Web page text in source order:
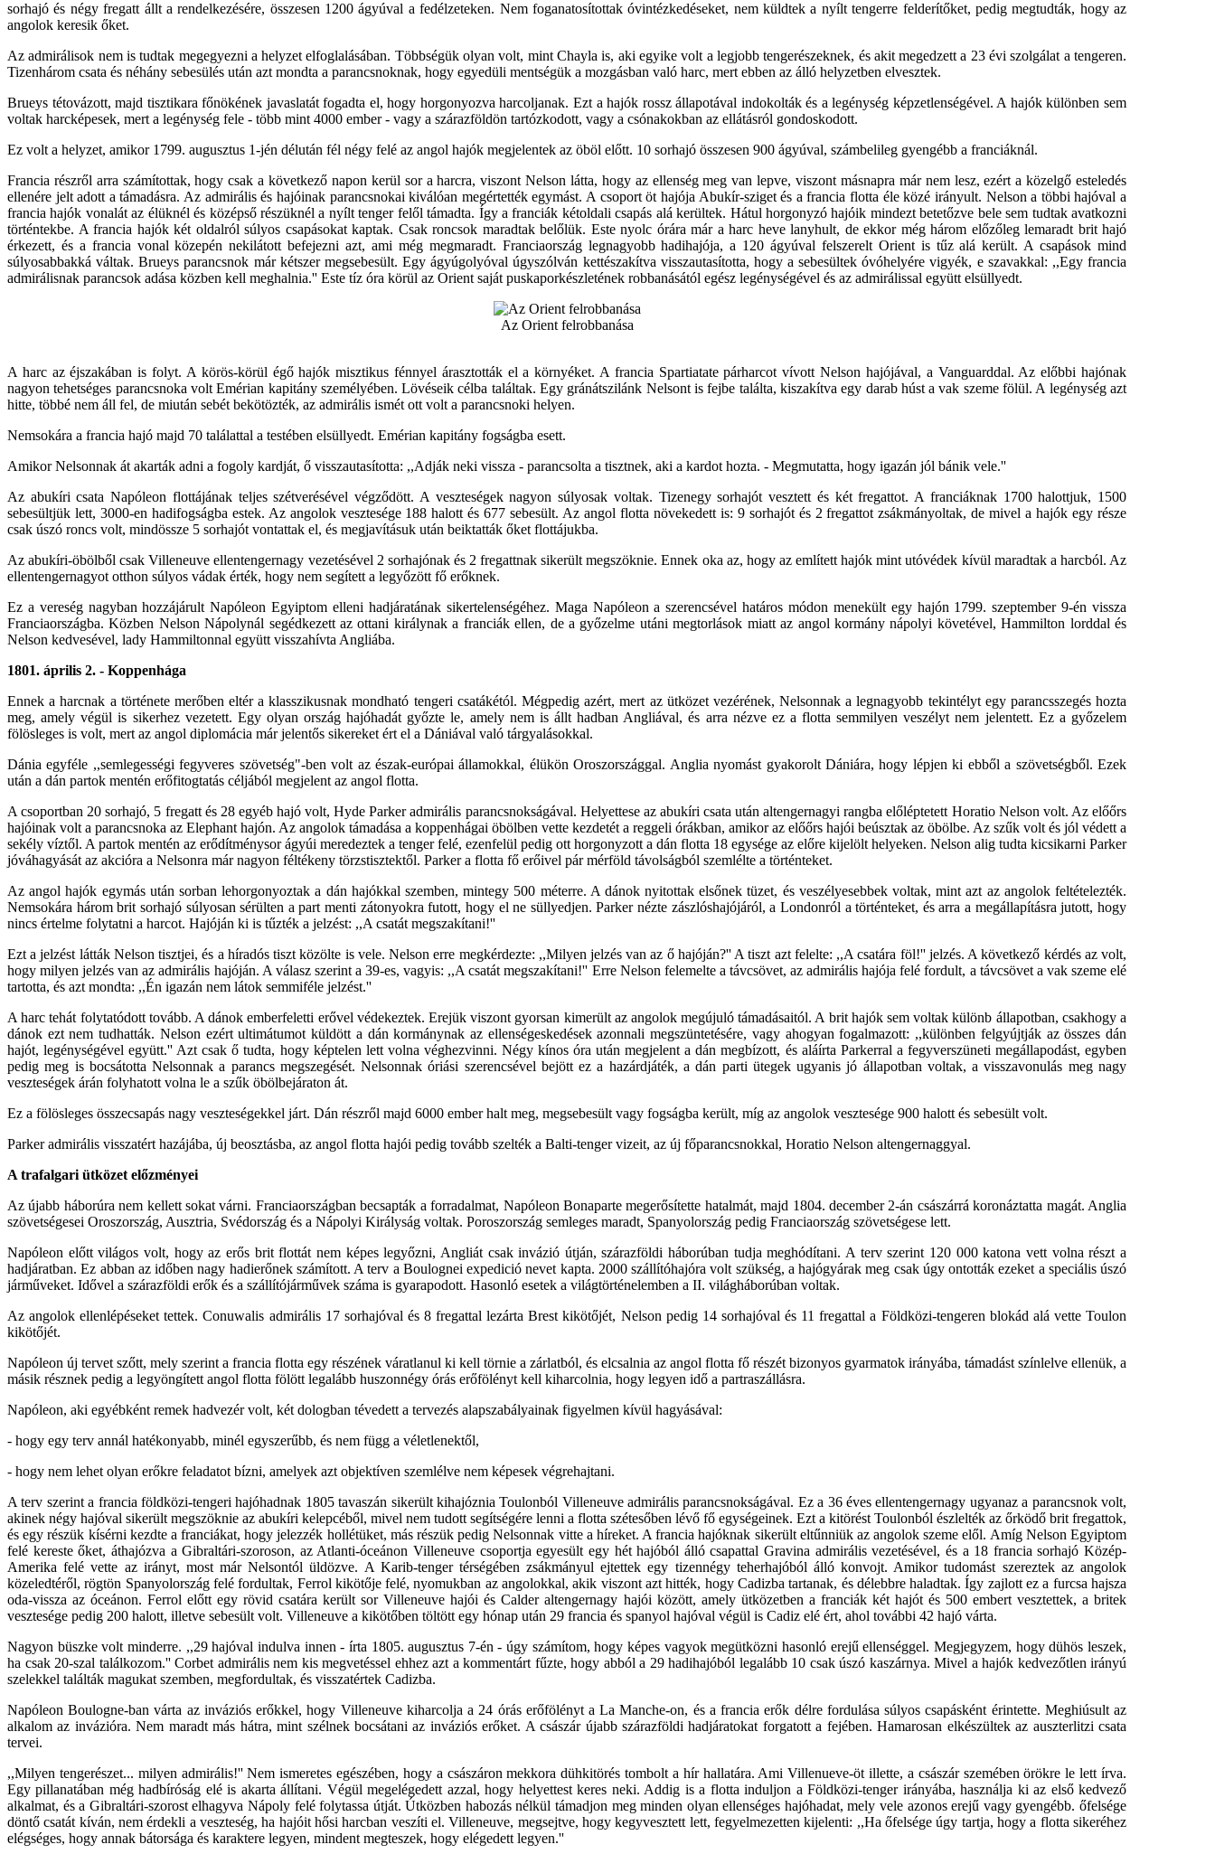
sorhajó és négy fregatt állt a rendelkezésére, összesen 1200 ágyúval a fedélzeteken. Nem foganatosítottak óvintézkedéseket, nem küldtek a nyílt tengerre felderítőket, pedig megtudták, hogy az
angolok keresik őket.
Az admirálisok nem is tudtak megegyezni a helyzet elfoglalásában. Többségük olyan volt, mint Chayla is, aki egyike volt a legjobb tengerészeknek, és akit megedzett a 23 évi szolgálat a tengeren.
Tizenhárom csata és néhány sebesülés után azt mondta a parancsnoknak, hogy egyedüli mentségük a mozgásban való harc, mert ebben az álló helyzetben elvesztek.
Brueys tétovázott, majd tisztikara főnökének javaslatát fogadta el, hogy horgonyozva harcoljanak. Ezt a hajók rossz állapotával indokolták és a legénység képzetlenségével. A hajók különben sem
voltak harcképesek, mert a legénység fele - több mint 4000 ember - vagy a szárazföldön tartózkodott, vagy a csónakokban az ellátásról gondoskodott.
Ez volt a helyzet, amikor 1799. augusztus 1-jén délután fél négy felé az angol hajók megjelentek az öböl előtt. 10 sorhajó összesen 900 ágyúval, számbelileg gyengébb a franciáknál.
Francia részről arra számítottak, hogy csak a következő napon kerül sor a harcra, viszont Nelson látta, hogy az ellenség meg van lepve, viszont másnapra már nem lesz, ezért a közelgő esteledés
ellenére jelt adott a támadásra. Az admirális és hajóinak parancsnokai kiválóan megértették egymást. A csoport öt hajója Abukír-sziget és a francia flotta éle közé irányult. Nelson a többi hajóval a
francia hajók vonalát az élüknél és középső részüknél a nyílt tenger felől támadta. Így a franciák kétoldali csapás alá kerültek. Hátul horgonyzó hajóik mindezt betetőzve bele sem tudtak avatkozni
történtekbe. A francia hajók két oldalról súlyos csapásokat kaptak. Csak roncsok maradtak belőlük. Este nyolc órára már a harc heve lanyhult, de ekkor még három előzőleg lemaradt brit hajó
érkezett, és a francia vonal közepén nekilátott befejezni azt, ami még megmaradt. Franciaország legnagyobb hadihajója, a 120 ágyúval felszerelt Orient is tűz alá került. A csapások mind
súlyosabbakká váltak. Brueys parancsnok már kétszer megsebesült. Egy ágyúgolyóval úgyszólván kettészakítva visszautasította, hogy a sebesültek óvóhelyére vigyék, e szavakkal: ,,Egy francia
admirálisnak parancsok adása közben kell meghalnia.'' Este tíz óra körül az Orient saját puskaporkészletének robbanásától egész legénységével és az admirálissal együtt elsüllyedt.
Az Orient felrobbanása
A harc az éjszakában is folyt. A körös-körül égő hajók misztikus fénnyel árasztották el a környéket. A francia Spartiatate párharcot vívott Nelson hajójával, a Vanguarddal. Az előbbi hajónak
nagyon tehetséges parancsnoka volt Emérian kapitány személyében. Lövéseik célba találtak. Egy gránátszilánk Nelsont is fejbe találta, kiszakítva egy darab húst a vak szeme fölül. A legénység azt
hitte, többé nem áll fel, de miután sebét bekötözték, az admirális ismét ott volt a parancsnoki helyen.
Nemsokára a francia hajó majd 70 találattal a testében elsüllyedt. Emérian kapitány fogságba esett.
Amikor Nelsonnak át akarták adni a fogoly kardját, ő visszautasította: ,,Adják neki vissza - parancsolta a tisztnek, aki a kardot hozta. - Megmutatta, hogy igazán jól bánik vele.''
Az abukíri csata Napóleon flottájának teljes szétverésével végződött. A veszteségek nagyon súlyosak voltak. Tizenegy sorhajót vesztett és két fregattot. A franciáknak 1700 halottjuk, 1500
sebesültjük lett, 3000-en hadifogságba estek. Az angolok vesztesége 188 halott és 677 sebesült. Az angol flotta növekedett is: 9 sorhajót és 2 fregattot zsákmányoltak, de mivel a hajók egy része
csak úszó roncs volt, mindössze 5 sorhajót vontattak el, és megjavításuk után beiktatták őket flottájukba.
Az abukíri-öbölből csak Villeneuve ellentengernagy vezetésével 2 sorhajónak és 2 fregattnak sikerült megszöknie. Ennek oka az, hogy az említett hajók mint utóvédek kívül maradtak a harcból. Az
ellentengernagyot otthon súlyos vádak érték, hogy nem segített a legyőzött fő erőknek.
Ez a vereség nagyban hozzájárult Napóleon Egyiptom elleni hadjáratának sikertelenségéhez. Maga Napóleon a szerencsével határos módon menekült egy hajón 1799. szeptember 9-én vissza
Franciaországba. Közben Nelson Nápolynál segédkezett az ottani királynak a franciák ellen, de a győzelme utáni megtorlások miatt az angol kormány nápolyi követével, Hammilton lorddal és
Nelson kedvesével, lady Hammiltonnal együtt visszahívta Angliába.
1801. április 2. - Koppenhága
Ennek a harcnak a története merőben eltér a klasszikusnak mondható tengeri csatákétól. Mégpedig azért, mert az ütközet vezérének, Nelsonnak a legnagyobb tekintélyt egy parancsszegés hozta
meg, amely végül is sikerhez vezetett. Egy olyan ország hajóhadát győzte le, amely nem is állt hadban Angliával, és arra nézve ez a flotta semmilyen veszélyt nem jelentett. Ez a győzelem
fölösleges is volt, mert az angol diplomácia már jelentős sikereket ért el a Dániával való tárgyalásokkal.
Dánia egyféle ,,semlegességi fegyveres szövetség"-ben volt az észak-európai államokkal, élükön Oroszországgal. Anglia nyomást gyakorolt Dániára, hogy lépjen ki ebből a szövetségből. Ezek
után a dán partok mentén erőfitogtatás céljából megjelent az angol flotta.
A csoportban 20 sorhajó, 5 fregatt és 28 egyéb hajó volt, Hyde Parker admirális parancsnokságával. Helyettese az abukíri csata után altengernagyi rangba előléptetett Horatio Nelson volt. Az előőrs
hajóinak volt a parancsnoka az Elephant hajón. Az angolok támadása a koppenhágai öbölben vette kezdetét a reggeli órákban, amikor az előőrs hajói beúsztak az öbölbe. Az szűk volt és jól védett a
sekély víztől. A partok mentén az erődítménysor ágyúi meredeztek a tenger felé, ezenfelül pedig ott horgonyzott a dán flotta 18 egysége az előre kijelölt helyeken. Nelson alig tudta kicsikarni Parker
jóváhagyását az akcióra a Nelsonra már nagyon féltékeny törzstisztektől. Parker a flotta fő erőivel pár mérföld távolságból szemlélte a történteket.
Az angol hajók egymás után sorban lehorgonyoztak a dán hajókkal szemben, mintegy 500 méterre. A dánok nyitottak elsőnek tüzet, és veszélyesebbek voltak, mint azt az angolok feltételezték.
Nemsokára három brit sorhajó súlyosan sérülten a part menti zátonyokra futott, hogy el ne süllyedjen. Parker nézte zászlóshajójáról, a Londonról a történteket, és arra a megállapításra jutott, hogy
nincs értelme folytatni a harcot. Hajóján ki is tűzték a jelzést: ,,A csatát megszakítani!''
Ezt a jelzést látták Nelson tisztjei, és a híradós tiszt közölte is vele. Nelson erre megkérdezte: ,,Milyen jelzés van az ő hajóján?'' A tiszt azt felelte: ,,A csatára föl!'' jelzés. A következő kérdés az volt,
hogy milyen jelzés van az admirális hajóján. A válasz szerint a 39-es, vagyis: ,,A csatát megszakítani!'' Erre Nelson felemelte a távcsövet, az admirális hajója felé fordult, a távcsövet a vak szeme elé
tartotta, és azt mondta: ,,Én igazán nem látok semmiféle jelzést.''
A harc tehát folytatódott tovább. A dánok emberfeletti erővel védekeztek. Erejük viszont gyorsan kimerült az angolok megújuló támadásaitól. A brit hajók sem voltak különb állapotban, csakhogy a
dánok ezt nem tudhatták. Nelson ezért ultimátumot küldött a dán kormánynak az ellenségeskedések azonnali megszüntetésére, vagy ahogyan fogalmazott: ,,különben felgyújtják az összes dán
hajót, legénységével együtt.'' Azt csak ő tudta, hogy képtelen lett volna véghezvinni. Négy kínos óra után megjelent a dán megbízott, és aláírta Parkerral a fegyverszüneti megállapodást, egyben
pedig meg is bocsátotta Nelsonnak a parancs megszegését. Nelsonnak óriási szerencsével bejött ez a hazárdjáték, a dán parti ütegek ugyanis jó állapotban voltak, a visszavonulás meg nagy
veszteségek árán folyhatott volna le a szűk öbölbejáraton át.
Ez a fölösleges összecsapás nagy veszteségekkel járt. Dán részről majd 6000 ember halt meg, megsebesült vagy fogságba került, míg az angolok vesztesége 900 halott és sebesült volt.
Parker admirális visszatért hazájába, új beosztásba, az angol flotta hajói pedig tovább szelték a Balti-tenger vizeit, az új főparancsnokkal, Horatio Nelson altengernaggyal.
A trafalgari ütközet előzményei
Az újabb háborúra nem kellett sokat várni. Franciaországban becsapták a forradalmat, Napóleon Bonaparte megerősítette hatalmát, majd 1804. december 2-án császárrá koronáztatta magát. Anglia
szövetségesei Oroszország, Ausztria, Svédország és a Nápolyi Királyság voltak. Poroszország semleges maradt, Spanyolország pedig Franciaország szövetségese lett.
Napóleon előtt világos volt, hogy az erős brit flottát nem képes legyőzni, Angliát csak invázió útján, szárazföldi háborúban tudja meghódítani. A terv szerint 120 000 katona vett volna részt a
hadjáratban. Ez abban az időben nagy hadierőnek számított. A terv a Boulognei expedició nevet kapta. 2000 szállítóhajóra volt szükség, a hajógyárak meg csak úgy ontották ezeket a speciális úszó
járműveket. Idővel a szárazföldi erők és a szállítójárművek száma is gyarapodott. Hasonló esetek a világtörténelemben a II. világháborúban voltak.
Az angolok ellenlépéseket tettek. Conuwalis admirális 17 sorhajóval és 8 fregattal lezárta Brest kikötőjét, Nelson pedig 14 sorhajóval és 11 fregattal a Földközi-tengeren blokád alá vette Toulon
kikötőjét.
Napóleon új tervet szőtt, mely szerint a francia flotta egy részének váratlanul ki kell törnie a zárlatból, és elcsalnia az angol flotta fő részét bizonyos gyarmatok irányába, támadást színlelve ellenük, a
másik résznek pedig a legyöngített angol flotta fölött legalább huszonnégy órás erőfölényt kell kiharcolnia, hogy legyen idő a partraszállásra.
Napóleon, aki egyébként remek hadvezér volt, két dologban tévedett a tervezés alapszabályainak figyelmen kívül hagyásával:
- hogy egy terv annál hatékonyabb, minél egyszerűbb, és nem függ a véletlenektől,
- hogy nem lehet olyan erőkre feladatot bízni, amelyek azt objektíven szemlélve nem képesek végrehajtani.
A terv szerint a francia földközi-tengeri hajóhadnak 1805 tavaszán sikerült kihajóznia Toulonból Villeneuve admirális parancsnokságával. Ez a 36 éves ellentengernagy ugyanaz a parancsnok volt,
akinek négy hajóval sikerült megszöknie az abukíri kelepcéből, mivel nem tudott segítségére lenni a flotta szétesőben lévő fő egységeinek. Ezt a kitörést Toulonból észlelték az őrködő brit fregattok,
és egy részük kísérni kezdte a franciákat, hogy jelezzék hollétüket, más részük pedig Nelsonnak vitte a híreket. A francia hajóknak sikerült eltűnniük az angolok szeme elől. Amíg Nelson Egyiptom
felé kereste őket, áthajózva a Gibraltári-szoroson, az Atlanti-óceánon Villeneuve csoportja egyesült egy hét hajóból álló csapattal Gravina admirális vezetésével, és a 18 francia sorhajó Közép-
Amerika felé vette az irányt, most már Nelsontól üldözve. A Karib-tenger térségében zsákmányul ejtettek egy tizennégy teherhajóból álló konvojt. Amikor tudomást szereztek az angolok
közeledtéről, rögtön Spanyolország felé fordultak, Ferrol kikötője felé, nyomukban az angolokkal, akik viszont azt hitték, hogy Cadizba tartanak, és délebbre haladtak. Így zajlott ez a furcsa hajsza
oda-vissza az óceánon. Ferrol előtt egy rövid csatára került sor Villeneuve hajói és Calder altengernagy hajói között, amely ütközetben a franciák két hajót és 500 embert vesztettek, a britek
vesztesége pedig 200 halott, illetve sebesült volt. Villeneuve a kikötőben töltött egy hónap után 29 francia és spanyol hajóval végül is Cadiz elé ért, ahol további 42 hajó várta.
Nagyon büszke volt minderre. ,,29 hajóval indulva innen - írta 1805. augusztus 7-én - úgy számítom, hogy képes vagyok megütközni hasonló erejű ellenséggel. Megjegyzem, hogy dühös leszek,
ha csak 20-szal találkozom.'' Corbet admirális nem kis megvetéssel ehhez azt a kommentárt fűzte, hogy abból a 29 hadihajóból legalább 10 csak úszó kaszárnya. Mivel a hajók kedvezőtlen irányú
szelekkel találták magukat szemben, megfordultak, és visszatértek Cadizba.
Napóleon Boulogne-ban várta az inváziós erőkkel, hogy Villeneuve kiharcolja a 24 órás erőfölényt a La Manche-on, és a francia erők délre fordulása súlyos csapásként érintette. Meghiúsult az
alkalom az invázióra. Nem maradt más hátra, mint szélnek bocsátani az inváziós erőket. A császár újabb szárazföldi hadjáratokat forgatott a fejében. Hamarosan elkészültek az auszterlitzi csata
tervei.
,,Milyen tengerészet... milyen admirális!'' Nem ismeretes egészében, hogy a császáron mekkora dühkitörés tombolt a hír hallatára. Ami Villenueve-öt illette, a császár szemében örökre le lett írva.
Egy pillanatában még hadbíróság elé is akarta állítani. Végül megelégedett azzal, hogy helyettest keres neki. Addig is a flotta induljon a Földközi-tenger irányába, használja ki az első kedvező
alkalmat, és a Gibraltári-szorost elhagyva Nápoly felé folytassa útját. Útközben habozás nélkül támadjon meg minden olyan ellenséges hajóhadat, mely vele azonos erejű vagy gyengébb. őfelsége
döntő csatát kíván, nem érdekli a veszteség, ha hajóit hősi harcban veszíti el. Villeneuve, megsejtve, hogy kegyvesztett lett, fegyelmezetten kijelenti: ,,Ha őfelsége úgy tartja, hogy a flotta sikeréhez
elégséges, hogy annak bátorsága és karaktere legyen, mindent megteszek, hogy elégedett legyen.''